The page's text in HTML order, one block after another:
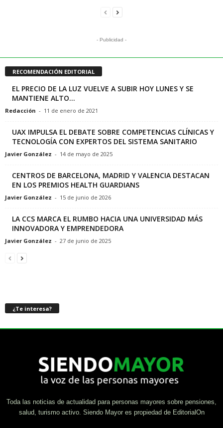
- Publicidad -
RECOMENDACIÓN EDITORIAL
EL PRECIO DE LA LUZ VUELVE A SUBIR HOY LUNES Y SE
MANTIENE ALTO...
Redacción - 11 de enero de 2021
UAX IMPULSA EL DEBATE SOBRE COMPETENCIAS CLÍNICAS Y
TECNOLOGÍA CON EXPERTOS DEL SISTEMA SANITARIO
Javier González - 14 de mayo de 2025
CENTROS DE BARCELONA, MADRID Y VALENCIA DESTACAN
EN LOS PREMIOS HEALTH GUARDIANS
Javier González - 15 de junio de 2026
LA CCS MARCA EL RUMBO HACIA UNA UNIVERSIDAD MÁS
INNOVADORA Y EMPRENDEDORA
Javier González - 27 de junio de 2025
¿Te interesa?
Toda las noticias de actualidad para personas mayores sobre pensiones,
salud, turismo activo. Siendo Mayor es propiedad de EditorialOn